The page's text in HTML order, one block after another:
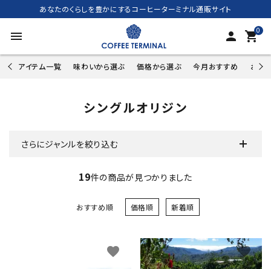
あなたのくらしを豊かにするコーヒーターミナル通販サイト
menu person 0
shopping_cart
アイテム一覧 味わいから選ぶ 価格から選ぶ 今月おすすめ お試
シングルオリジン
さらにジャンルを絞り込む
19件の商品が見つかりました
おすすめ順 価格順 新着順
favorite favorite